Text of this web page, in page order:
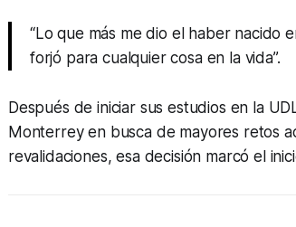
“Lo que más me dio el haber nacido
forjó para cualquier cosa en la vida”.
Después de iniciar sus estudios en la
Monterrey en busca de mayores retos
revalidaciones, esa decisión marcó el